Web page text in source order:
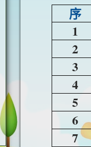
序
1
2
3
4
5
6
7